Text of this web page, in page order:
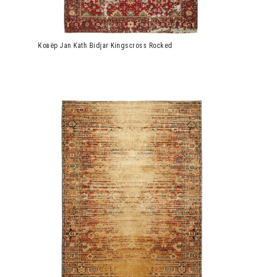
Ковёр Jan Kath Bidjar Kingscross Rocked